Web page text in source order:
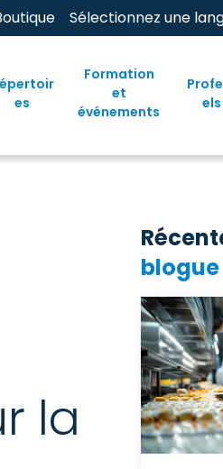
Sélectionnez une
es
Formation
et
événements
els
la
blogue